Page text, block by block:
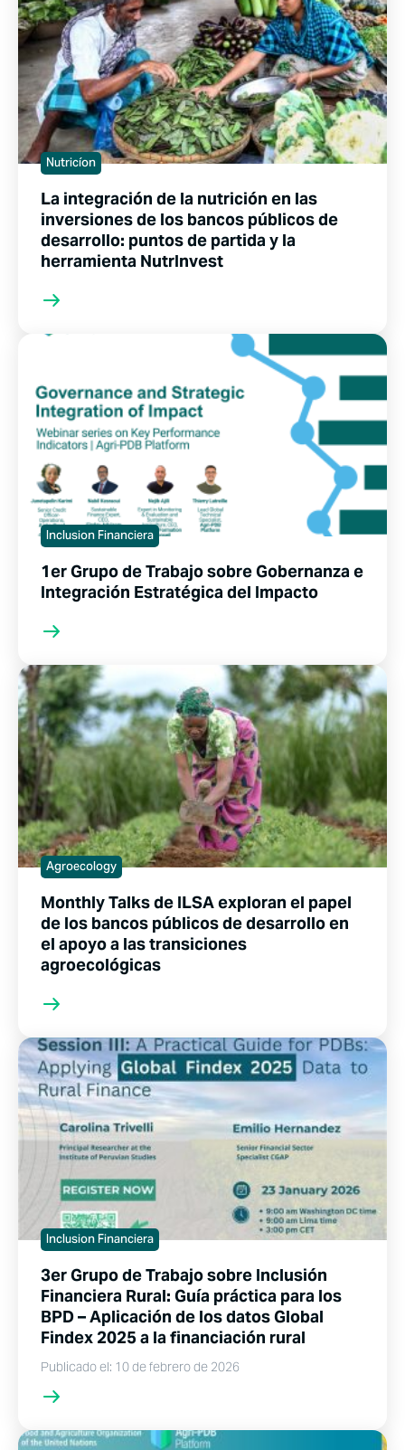
Nutricíon
La integración de la nutrición en las
inversiones de los bancos públicos de
desarrollo: puntos de partida y la
herramienta NutrInvest
Inclusion Financiera
1er Grupo de Trabajo sobre Gobernanza e
Integración Estratégica del Impacto
Agroecology
Monthly Talks de ILSA exploran el papel
de los bancos públicos de desarrollo en
el apoyo a las transiciones
agroecológicas
Inclusion Financiera
3er Grupo de Trabajo sobre Inclusión
Financiera Rural: Guía práctica para los
BPD – Aplicación de los datos Global
Findex 2025 a la financiación rural
Publicado el: 10 de febrero de 2026